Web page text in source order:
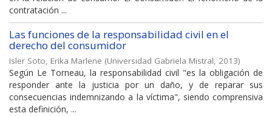
contratación ...
Las funciones de la responsabilidad civil en el
derecho del consumidor
Isler Soto, Erika Marlene (Universidad Gabriela Mistral, 2013)
Según Le Torneau, la responsabilidad civil "es la obligación de
responder ante la justicia por un daño, y de reparar sus
consecuencias indemnizando a la víctima", siendo comprensiva
esta definición, ...